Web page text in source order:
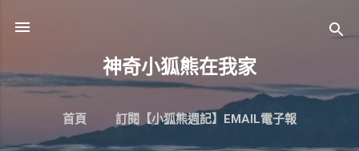
神奇小狐熊在我家
首頁 訂閱【小狐熊週記】EMAIL電子報